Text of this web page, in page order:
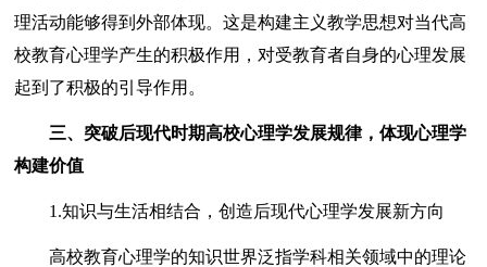
理活动能够得到外部体现。这是构建主义教学思想对当代高
校教育心理学产生的积极作用，对受教育者自身的心理发展
起到了积极的引导作用。
三、突破后现代时期高校心理学发展规律，体现心理学
构建价值
1.知识与生活相结合，创造后现代心理学发展新方向
高校教育心理学的知识世界泛指学科相关领域中的理论